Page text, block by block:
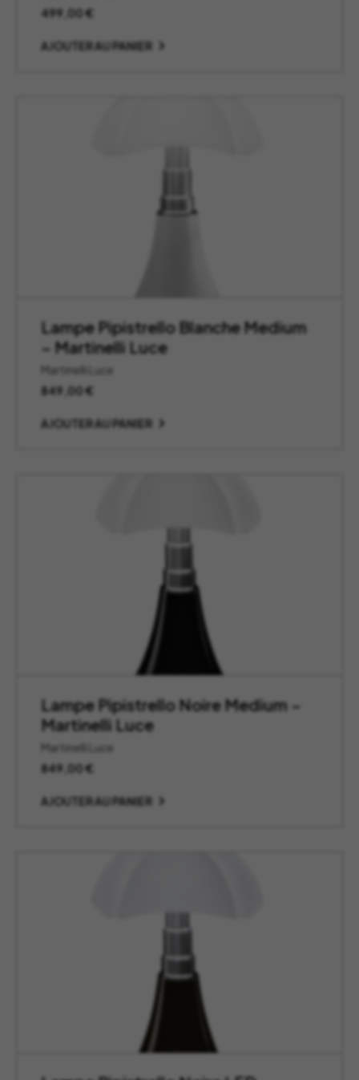
499,00€
AJOUTER AU PANIER
Lampe Pipistrello Blanche Medium
– Martinelli Luce
Martinelli Luce
849,00€
AJOUTER AU PANIER
Lampe Pipistrello Noire Medium –
Martinelli Luce
Martinelli Luce
849,00€
AJOUTER AU PANIER